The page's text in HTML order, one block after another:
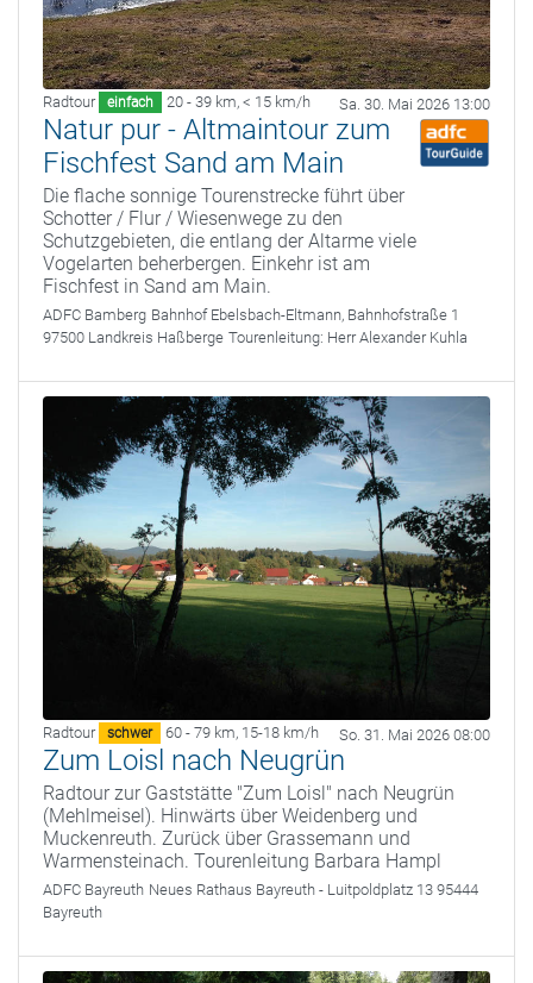
Radtour einfach 20 - 39 km, < 15 km/h Sa. 30. Mai 2026 13:00
Natur pur - Altmaintour zum
Fischfest Sand am Main
Die flache sonnige Tourenstrecke führt über
Schotter / Flur / Wiesenwege zu den
Schutzgebieten, die entlang der Altarme viele
Vogelarten beherbergen. Einkehr ist am
Fischfest in Sand am Main.
ADFC Bamberg Bahnhof Ebelsbach-Eltmann, Bahnhofstraße 1
97500 Landkreis Haßberge Tourenleitung: Herr Alexander Kuhla
Radtour schwer 60 - 79 km, 15-18 km/h So. 31. Mai 2026 08:00
Zum Loisl nach Neugrün
Radtour zur Gaststätte "Zum Loisl" nach Neugrün
(Mehlmeisel). Hinwärts über Weidenberg und
Muckenreuth. Zurück über Grassemann und
Warmensteinach. Tourenleitung Barbara Hampl
ADFC Bayreuth Neues Rathaus Bayreuth - Luitpoldplatz 13 95444
Bayreuth